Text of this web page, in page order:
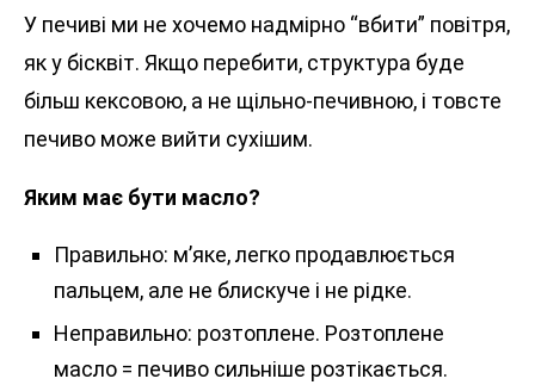
У печиві ми не хочемо надмірно “вбити” повітря,
як у бісквіт. Якщо перебити, структура буде
більш кексовою, а не щільно-печивною, і товсте
печиво може вийти сухішим.
Яким має бути масло?
Правильно: м’яке, легко продавлюється
пальцем, але не блискуче і не рідке.
Неправильно: розтоплене. Розтоплене
масло = печиво сильніше розтікається.